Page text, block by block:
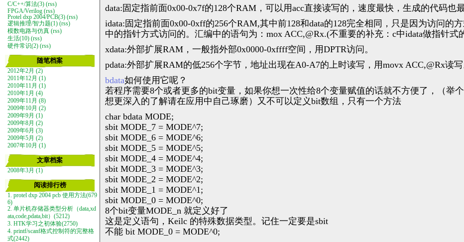
C/C++/算法(3) (rss)
FPGA/Verilog (rss)
Protel dxp 2004/PCB(3) (rss)
逻辑推理/智力题(1) (rss)
模数电路与仿真 (rss)
生活(10) (rss)
硬件常识(2) (rss)
随笔档案
2012年2月 (2)
2011年12月 (1)
2010年11月 (1)
2010年1月 (4)
2009年11月 (8)
2009年10月 (2)
2009年9月 (1)
2009年8月 (2)
2009年6月 (3)
2009年5月 (2)
2007年10月 (1)
文章档案
2008年3月 (1)
阅读排行榜
1. protel dxp 2004 pcb 使用方法(679
6)
2. 单片机存储器类型分析（data,xd
ata,code,pdata,bit）(5212)
3. HTK学习之初体验(2750)
4. printf/scanf格式控制符的完整格
式(2442)
data:固定指前面0x00-0x7f的128个RAM，可以用acc直接读写的，速度最快，生成的代码也最
idata:固定指前面0x00-0xff的256个RAM,其中前128和data的128完全相同，只是因为访问的
中的指针方式访问的。汇编中的语句为：mox ACC,@Rx.(不重要的补充：c中idata做指针式
xdata:外部扩展RAM，一般指外部0x0000-0xffff空间，用DPTR访问。
pdata:外部扩展RAM的低256个字节，地址出现在A0-A7的上时读写，用movx ACC,@Rx读写
bdata如何使用它呢？
若程序需要8个或者更多的bit变量，如果你想一次性给8个变量赋值的话就不方便了，（举
想更深入的了解请在应用中自己琢磨）又不可以定义bit数组，只有一个方法
char bdata MODE;
sbit MODE_7 = MODE^7;
sbit MODE_6 = MODE^6;
sbit MODE_5 = MODE^5;
sbit MODE_4 = MODE^4;
sbit MODE_3 = MODE^3;
sbit MODE_2 = MODE^2;
sbit MODE_1 = MODE^1;
sbit MODE_0 = MODE^0;
8个bit变量MODE_n 就定义好了
这是定义语句，Keilc 的特殊数据类型。记住一定要是sbit
不能 bit MODE_0 = MODE^0;